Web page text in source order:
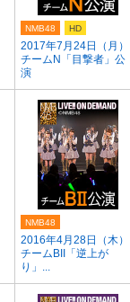
2017年7月24日（月）
チームN「目撃者」公
演
NMB48 HD
2016年4月28日（木）
チームBII「逆上が
り」...
NMB48